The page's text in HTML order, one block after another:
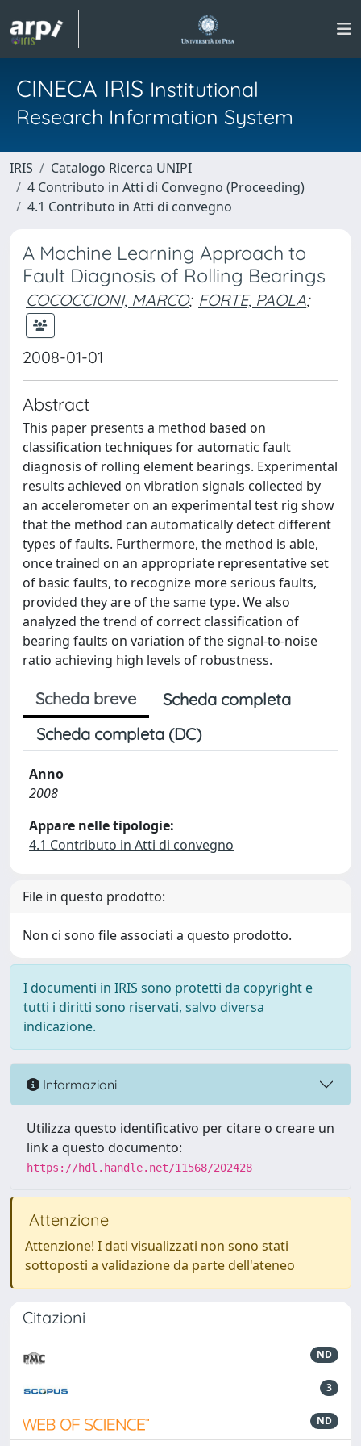
CINECA IRIS Institutional
Research Information System
IRIS
Catalogo Ricerca UNIPI
4 Contributo in Atti di Convegno (Proceeding)
4.1 Contributo in Atti di convegno
A Machine Learning Approach to
Fault Diagnosis of Rolling Bearings
COCOCCIONI, MARCO; FORTE, PAOLA;
2008-01-01
Abstract
This paper presents a method based on
classification techniques for automatic fault
diagnosis of rolling element bearings. Experimental
results achieved on vibration signals collected by
an accelerometer on an experimental test rig show
that the method can automatically detect different
types of faults. Furthermore, the method is able,
once trained on an appropriate representative set
of basic faults, to recognize more serious faults,
provided they are of the same type. We also
analyzed the trend of correct classification of
bearing faults on variation of the signal-to-noise
ratio achieving high levels of robustness.
Scheda breve
Scheda completa
Scheda completa (DC)
Anno
2008
Appare nelle tipologie:
4.1 Contributo in Atti di convegno
File in questo prodotto:
Non ci sono file associati a questo prodotto.
I documenti in IRIS sono protetti da copyright e
tutti i diritti sono riservati, salvo diversa
indicazione.
Informazioni
Utilizza questo identificativo per citare o creare un
link a questo documento:
https://hdl.handle.net/11568/202428
Attenzione
Attenzione! I dati visualizzati non sono stati
sottoposti a validazione da parte dell'ateneo
Citazioni
ND
3
ND